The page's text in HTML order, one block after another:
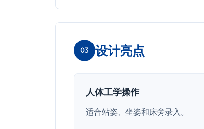
03 设计亮点
人体工学操作
适合站姿、坐姿和床旁录入。